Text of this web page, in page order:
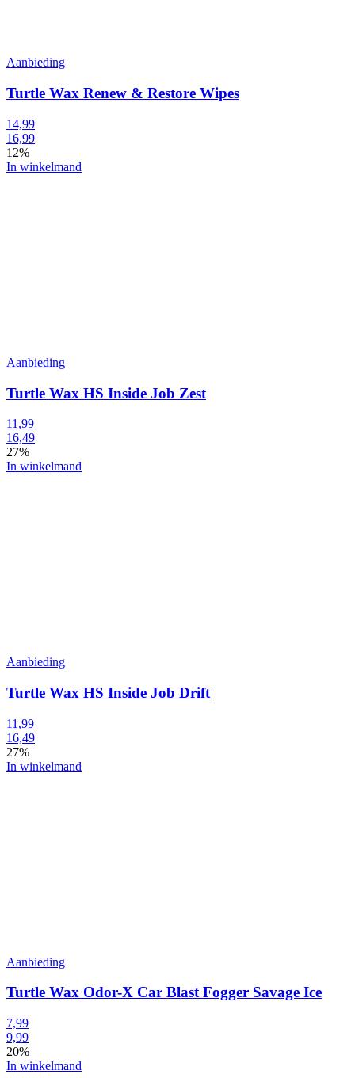
Aanbieding
Turtle Wax Renew & Restore Wipes
14,99
16,99
12%
In winkelmand
Aanbieding
Turtle Wax HS Inside Job Zest
11,99
16,49
27%
In winkelmand
Aanbieding
Turtle Wax HS Inside Job Drift
11,99
16,49
27%
In winkelmand
Aanbieding
Turtle Wax Odor-X Car Blast Fogger Savage Ice
7,99
9,99
20%
In winkelmand